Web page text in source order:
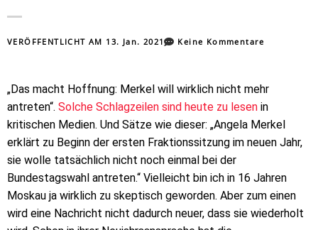
VERÖFFENTLICHT AM 13. Jan. 2021 Keine Kommentare
„Das macht Hoffnung: Merkel will wirklich nicht mehr
antreten“. Solche Schlagzeilen sind heute zu lesen in
kritischen Medien. Und Sätze wie dieser: „Angela Merkel
erklärt zu Beginn der ersten Fraktionssitzung im neuen Jahr,
sie wolle tatsächlich nicht noch einmal bei der
Bundestagswahl antreten.“ Vielleicht bin ich in 16 Jahren
Moskau ja wirklich zu skeptisch geworden. Aber zum einen
wird eine Nachricht nicht dadurch neuer, dass sie wiederholt